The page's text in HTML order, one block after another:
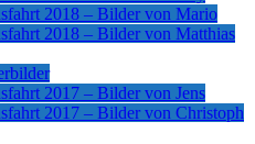
2018 – Bilder von Mario
2018 – Bilder von Matthias
2017 – Bilder von Jens
2017 – Bilder von Christoph